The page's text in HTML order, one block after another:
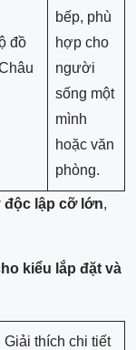
đồ
bếp, phù
hợp cho
người
sống một
mình
hoặc văn
phòng.
độc lập cỡ lớn,
kiểu lắp đặt và
Giải thích chi tiết